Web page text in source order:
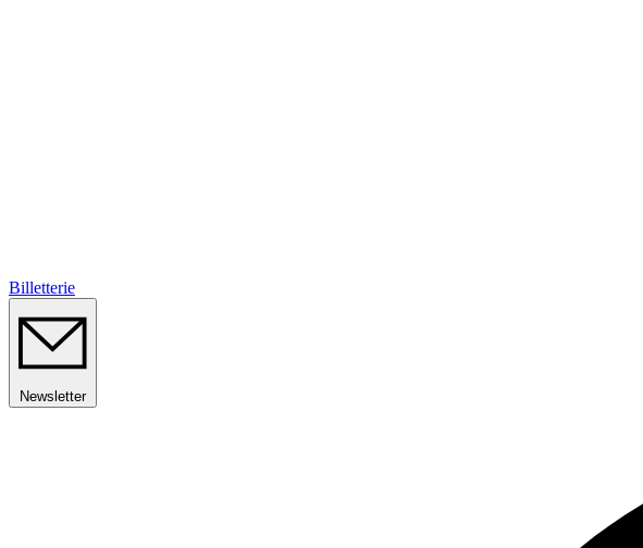
Billetterie
Newsletter